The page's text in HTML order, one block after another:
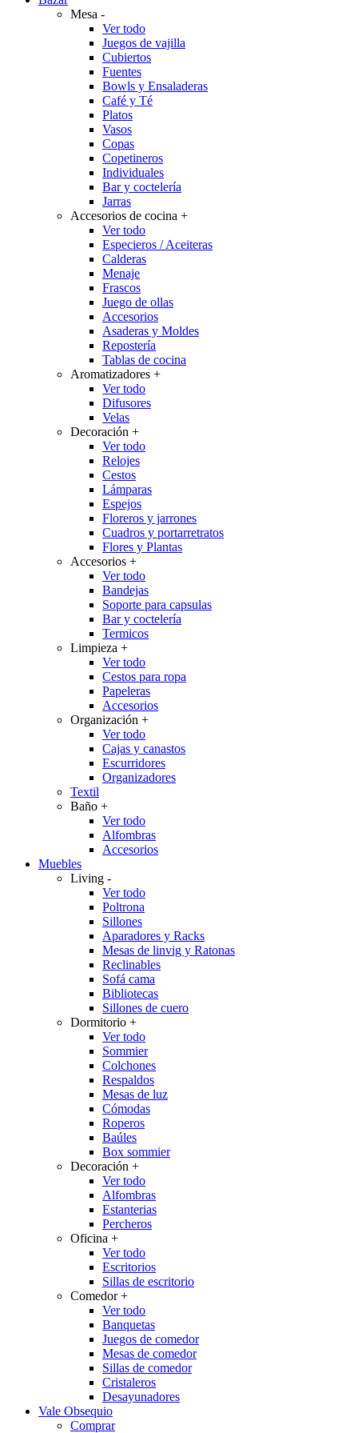
Mesa -
Ver todo
Juegos de vajilla
Cubiertos
Fuentes
Bowls y Ensaladeras
Café y Té
Platos
Vasos
Copas
Copetineros
Individuales
Bar y coctelería
Jarras
Accesorios de cocina +
Ver todo
Especieros / Aceiteras
Calderas
Menaje
Frascos
Juego de ollas
Accesorios
Asaderas y Moldes
Repostería
Tablas de cocina
Aromatizadores +
Ver todo
Difusores
Velas
Decoración +
Ver todo
Relojes
Cestos
Lámparas
Espejos
Floreros y jarrones
Cuadros y portarretratos
Flores y Plantas
Accesorios +
Ver todo
Bandejas
Soporte para capsulas
Bar y coctelería
Termicos
Limpieza +
Ver todo
Cestos para ropa
Papeleras
Accesorios
Organización +
Ver todo
Cajas y canastos
Escurridores
Organizadores
Textil
Baño +
Ver todo
Alfombras
Accesorios
Muebles
Living -
Ver todo
Poltrona
Sillones
Aparadores y Racks
Mesas de linvig y Ratonas
Reclinables
Sofá cama
Bibliotecas
Sillones de cuero
Dormitorio +
Ver todo
Sommier
Colchones
Respaldos
Mesas de luz
Cómodas
Roperos
Baúles
Box sommier
Decoración +
Ver todo
Alfombras
Estanterias
Percheros
Oficina +
Ver todo
Escritorios
Sillas de escritorio
Comedor+
Ver todo
Banquetas
Juegos de comedor
Mesas de comedor
Sillas de comedor
Cristaleros
Desayunadores
Vale Obsequio
Comprar